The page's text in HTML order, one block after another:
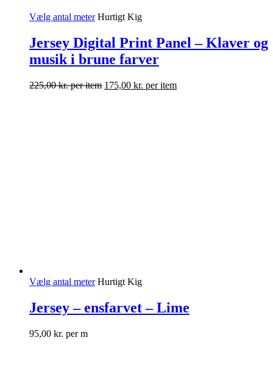
Vælg antal meter Hurtigt Kig
Jersey Digital Print Panel – Klaver og
musik i brune farver
225,00kr.per item 175,00 kr. per item
Vælg antal meter Hurtigt Kig
Jersey – ensfarvet – Lime
95,00 kr. per m